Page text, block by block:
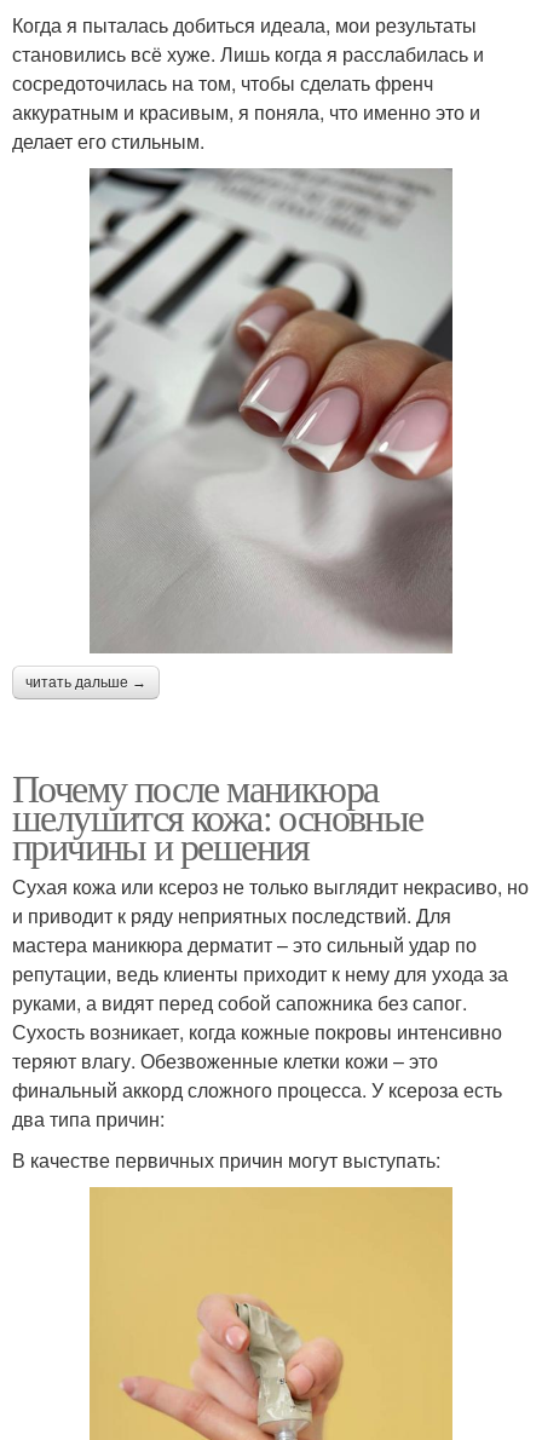
Когда я пыталась добиться идеала, мои результаты
становились всё хуже. Лишь когда я расслабилась и
сосредоточилась на том, чтобы сделать френч
аккуратным и красивым, я поняла, что именно это и
делает его стильным.
читать дальше →
Почему после маникюра
шелушится кожа: основные
причины и решения
Сухая кожа или ксероз не только выглядит некрасиво, но
и приводит к ряду неприятных последствий. Для
мастера маникюра дерматит – это сильный удар по
репутации, ведь клиенты приходит к нему для ухода за
руками, а видят перед собой сапожника без сапог.
Сухость возникает, когда кожные покровы интенсивно
теряют влагу. Обезвоженные клетки кожи – это
финальный аккорд сложного процесса. У ксероза есть
два типа причин:
В качестве первичных причин могут выступать: